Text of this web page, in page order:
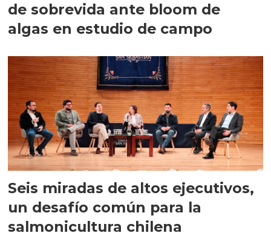
de sobrevida ante bloom de
algas en estudio de campo
Seis miradas de altos ejecutivos,
un desafío común para la
salmonicultura chilena